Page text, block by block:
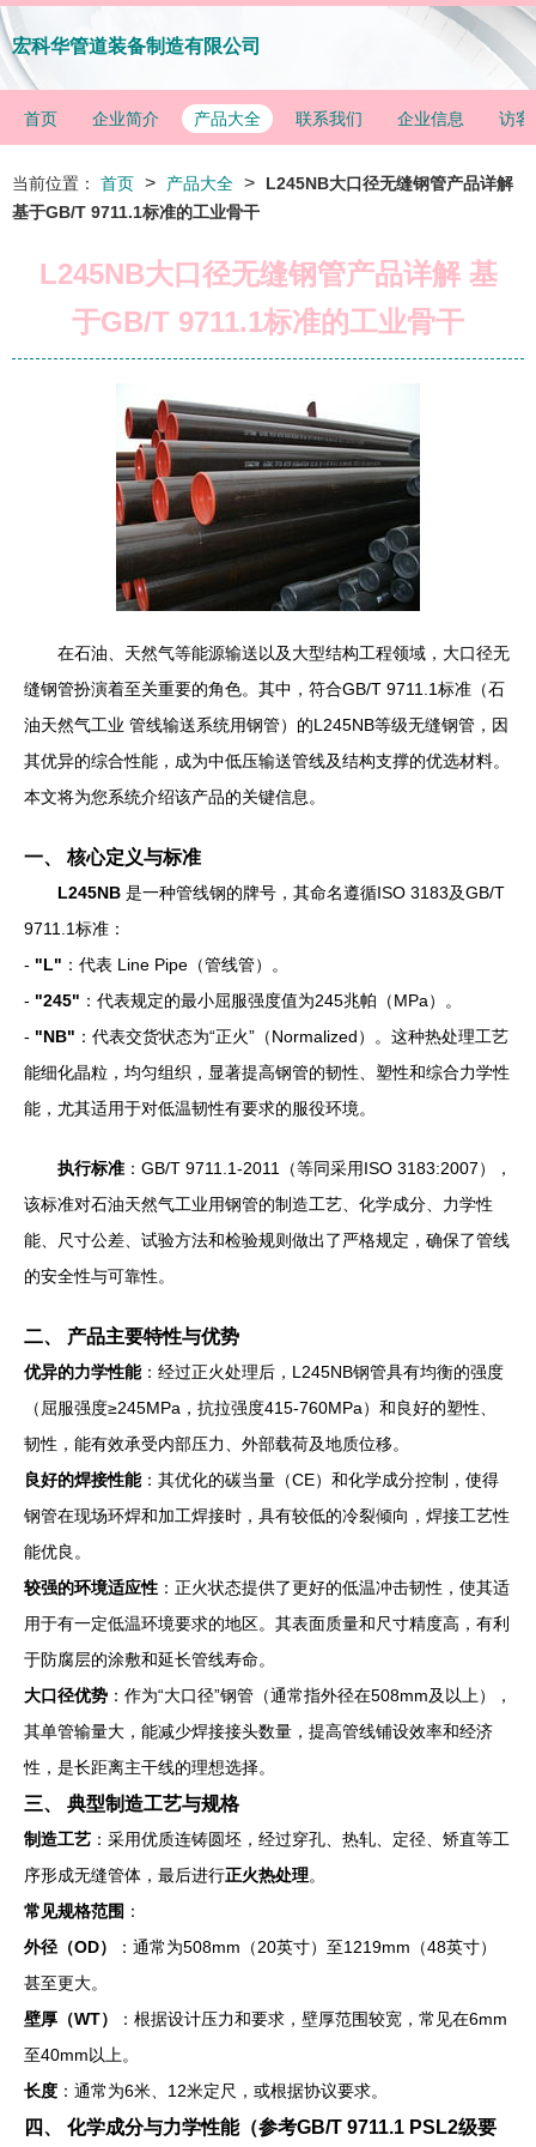
宏科华管道装备制造有限公司
首页 企业简介 产品大全 联系我们 企业信息 访客
当前位置： 首页 > 产品大全 >
L245NB大口径无缝钢管产品详解
基于GB/T 9711.1标准的工业骨干
L245NB大口径无缝钢管产品详解 基
于GB/T 9711.1标准的工业骨干
在石油、天然气等能源输送以及大型结构工程领域，大口径无
缝钢管扮演着至关重要的角色。其中，符合GB/T 9711.1标准（石
油天然气工业 管线输送系统用钢管）的L245NB等级无缝钢管，因
其优异的综合性能，成为中低压输送管线及结构支撑的优选材料。
本文将为您系统介绍该产品的关键信息。
一、 核心定义与标准
L245NB 是一种管线钢的牌号，其命名遵循ISO 3183及GB/T
9711.1标准：
- "L" ：代表 Line Pipe（管线管）。
- "245" ：代表规定的最小屈服强度值为245兆帕（MPa）。
- "NB" ：代表交货状态为“正火”（Normalized）。这种热处理工艺
能细化晶粒，均匀组织，显著提高钢管的韧性、塑性和综合力学性
能，尤其适用于对低温韧性有要求的服役环境。
执行标准 ：GB/T 9711.1-2011（等同采用ISO 3183:2007），
该标准对石油天然气工业用钢管的制造工艺、化学成分、力学性
能、尺寸公差、试验方法和检验规则做出了严格规定，确保了管线
的安全性与可靠性。
二、 产品主要特性与优势
优异的力学性能：经过正火处理后，L245NB钢管具有均衡的强度
（屈服强度≥245MPa，抗拉强度415-760MPa）和良好的塑性、
韧性，能有效承受内部压力、外部载荷及地质位移。
良好的焊接性能：其优化的碳当量（CE）和化学成分控制，使得
钢管在现场环焊和加工焊接时，具有较低的冷裂倾向，焊接工艺性
能优良。
较强的环境适应性 ：正火状态提供了更好的低温冲击韧性，使其适
用于有一定低温环境要求的地区。其表面质量和尺寸精度高，有利
于防腐层的涂敷和延长管线寿命。
大口径优势 ：作为“大口径”钢管（通常指外径在508mm及以上），
其单管输量大，能减少焊接接头数量，提高管线铺设效率和经济
性，是长距离主干线的理想选择。
三、 典型制造工艺与规格
制造工艺 ：采用优质连铸圆坯，经过穿孔、热轧、定径、矫直等工
序形成无缝管体，最后进行正火热处理。
常见规格范围 ：
外径（OD）
：通常为508mm（20英寸）至1219mm（48英寸）
甚至更大。
壁厚（WT）
：根据设计压力和要求，壁厚范围较宽，常见在6mm
至40mm以上。
长度 ：通常为6米、12米定尺，或根据协议要求。
四、 化学成分与力学性能（参考GB/T 9711.1 PSL2级要